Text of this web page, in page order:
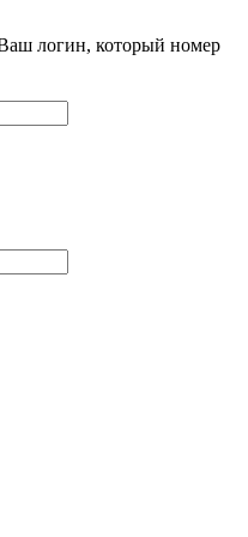
логин, который номер